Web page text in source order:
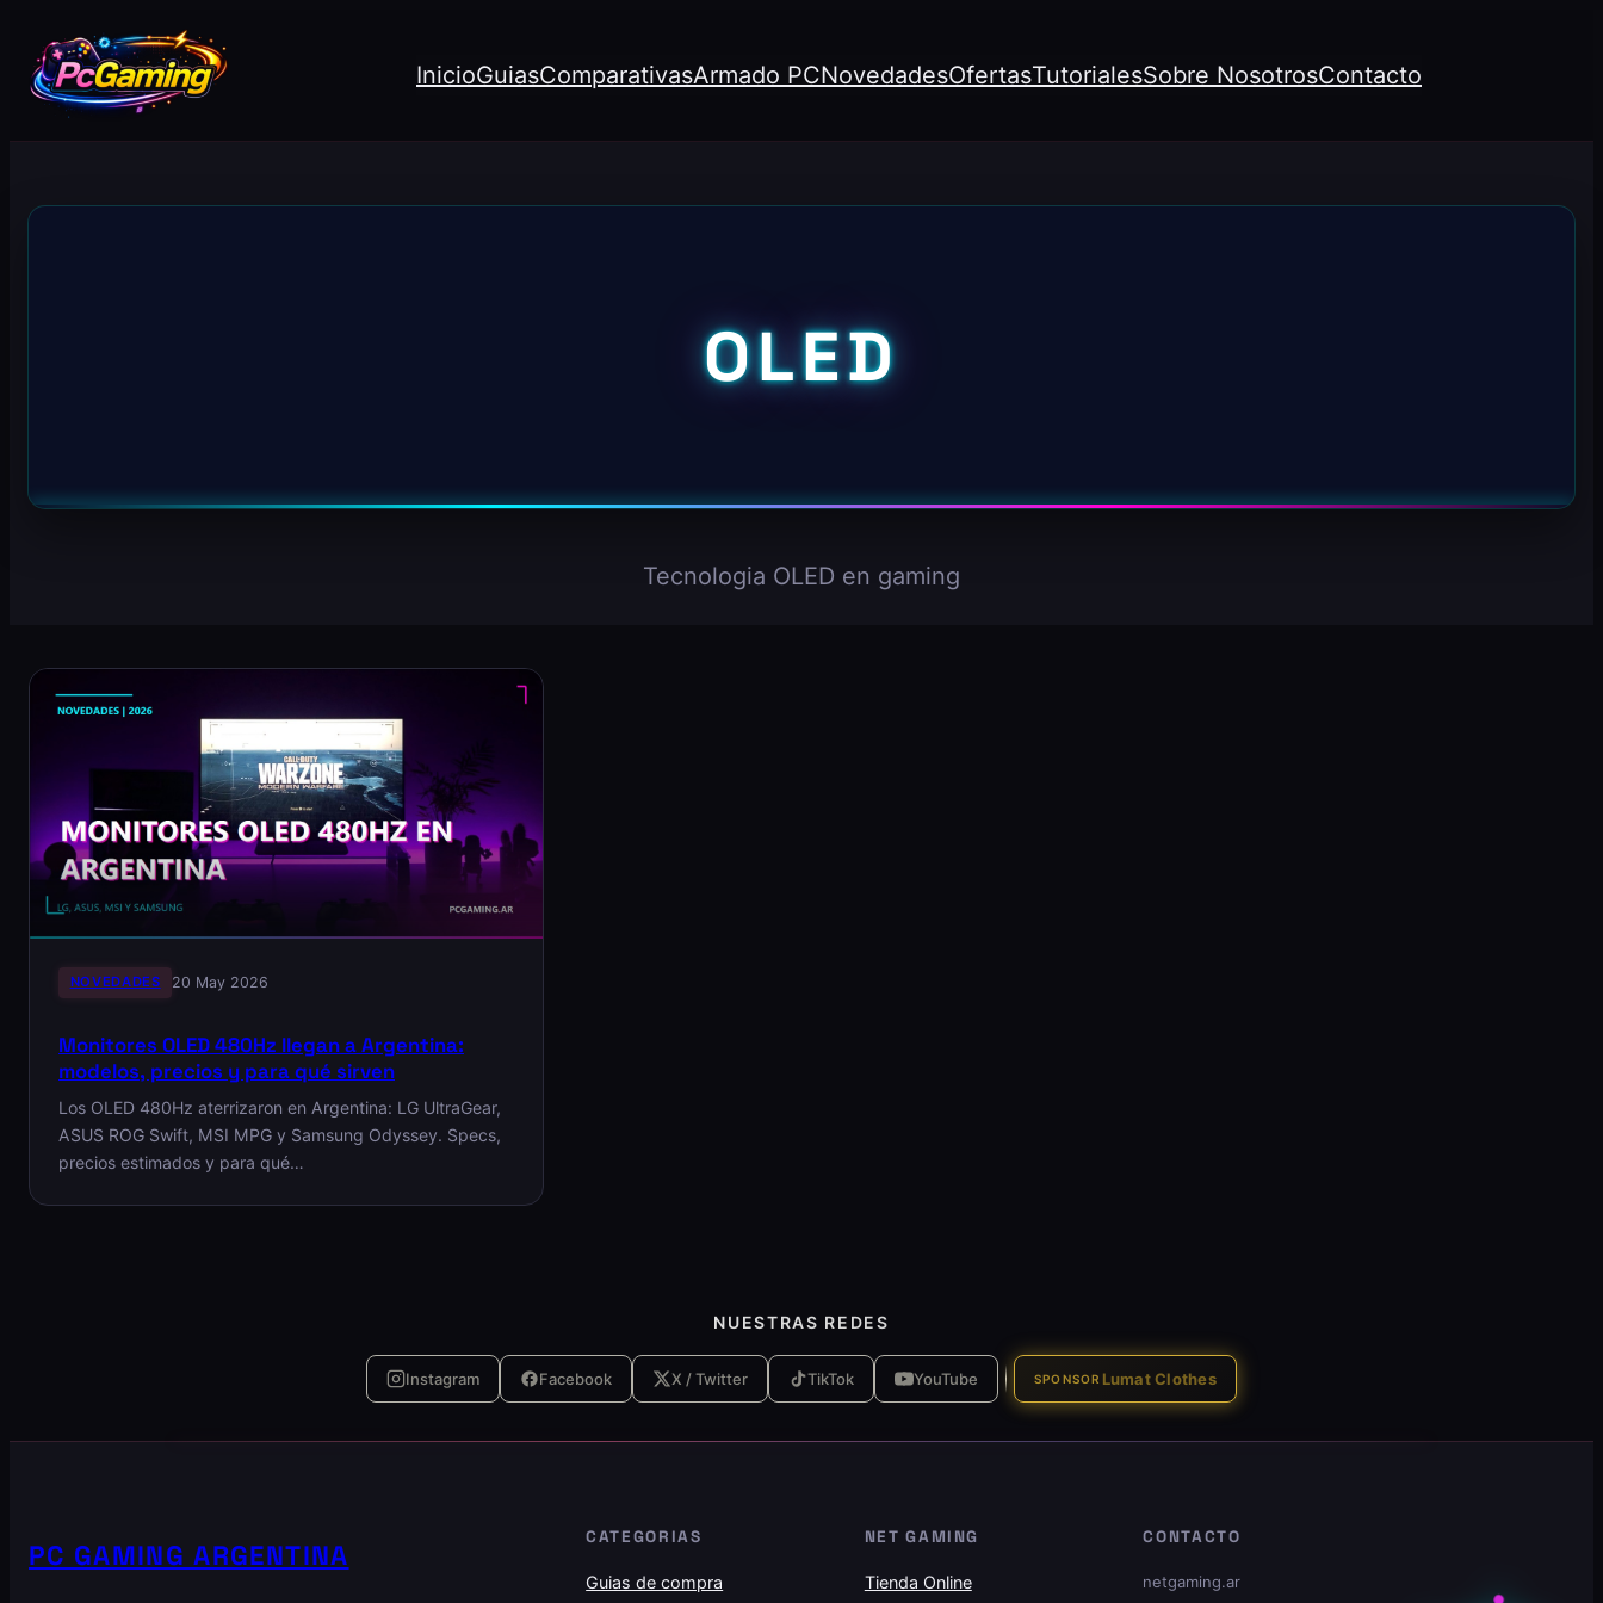
InicioGuiasComparativasArmado PCNovedadesOfertasTutorialesSobre NosotrosContacto
OLED
Tecnologia OLED en gaming
NOVEDADES 20 May 2026
Monitores OLED 480Hz llegan a Argentina:
modelos, precios y para qué sirven
Los OLED 480Hz aterrizaron en Argentina: LG UltraGear,
ASUS ROG Swift, MSI MPG y Samsung Odyssey. Specs,
precios estimados y para qué…
NUESTRAS REDES
Instagram Facebook X / Twitter TikTok YouTube SPONSOR Lumat Clothes
PC GAMING ARGENTINA
CATEGORIAS
Guias de compra
NET GAMING
Tienda Online
CONTACTO
netgaming.ar